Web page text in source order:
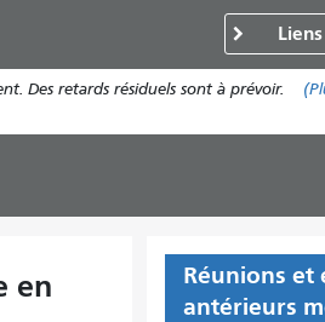
Des retards résiduels sont à prévoir.
en
Réunions et
antérieurs